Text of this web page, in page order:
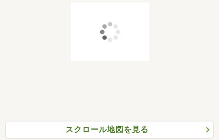
スクロール地図を見る